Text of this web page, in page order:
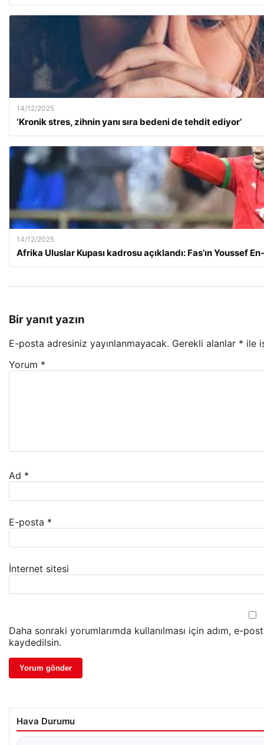
14/12/2025
‘Kronik stres, zihnin yanı sıra bedeni de tehdit ediyor’
14/12/2025
Afrika Uluslar Kupası kadrosu açıklandı: Fas’ın Youssef
Bir yanıt yazın
E-posta adresiniz yayınlanmayacak. Gerekli alanlar * ile
Yorum *
Ad *
E-posta *
İnternet sitesi
Daha sonraki yorumlarımda kullanılması için adım, e-
kaydedilsin.
Hava Durumu